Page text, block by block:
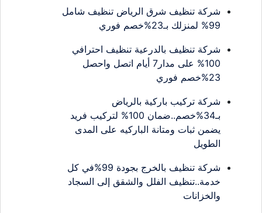
شركة تنظيف شرق الرياض تنظيف شامل
99% لمنزلك بـ23%خصم فوري
شركة تنظيف بالدرعية تنظيف احترافي
100% على مدار7 أيام اتصل واحصل
23%خصم فوري
شركة تركيب باركية بالرياض
بـ34%خصم..ضمان 100% لتركيب فريد
يضمن ثبات ومتانة الباركيه على المدى
الطويل
شركة تنظيف بالخرج بجودة 99%في كل
خدمة..تنظيف الفلل والشقق إلى السجاد
والخزانات